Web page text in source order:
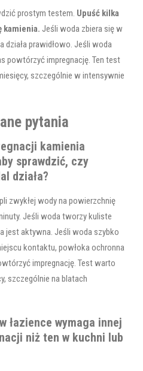
prostym testem. Upuść kilka
kamienia. Jeśli woda zbiera się w
działa prawidłowo. Jeśli woda
powtórzyć impregnację. Ten test
szczególnie w intensywnie
pytania
kamienia
sprawdzić, czy
działa?
zwykłej wody na powierzchnię
Jeśli woda tworzy kuliste
jest aktywna. Jeśli woda szybko
kontaktu, powłoka ochronna
impregnację. Test warto
szczególnie na blatach
łazience wymaga innej
niż ten w kuchni lub